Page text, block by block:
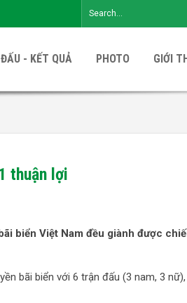
- KẾT QUẢ PHOTO GIỚI
thuận lợi
biển Việt Nam đều giành được
bãi biển với 6 trận đấu (3 nam, 3 nữ),